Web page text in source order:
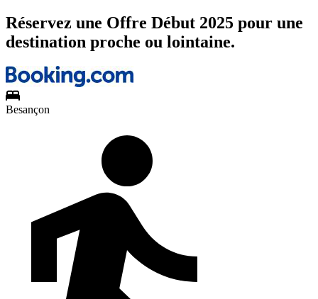
Réservez une Offre Début 2025 pour une
destination proche ou lointaine.
Besançon